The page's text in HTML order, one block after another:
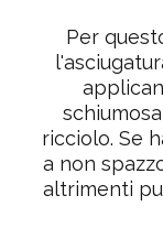
Per
ricciolo. Se
a non
altrimenti